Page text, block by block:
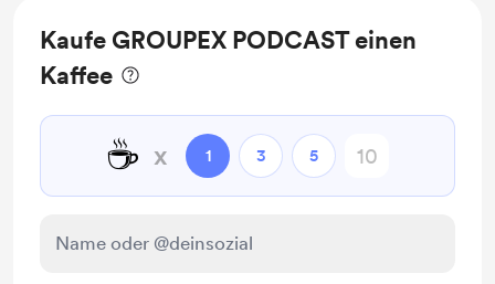
Kaufe GROUPEX PODCAST einen
Kaffee
☕ x 1 3 5